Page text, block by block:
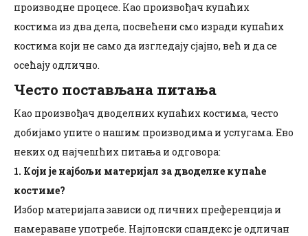
производне процесе. Као произвођач купаћих
костима из два дела, посвећени смо изради купаћих
костима који не само да изгледају сјајно, већ и да се
осећају одлично.
Често постављана питања
Као произвођач дводелних купаћих костима, често
добијамо упите о нашим производима и услугама. Ево
неких од најчешћих питања и одговора:
1. Који је најбољи материјал за дводелне купаће
костиме?
Избор материјала зависи од личних преференција и
намераване употребе. Најлонски спандекс је одличан